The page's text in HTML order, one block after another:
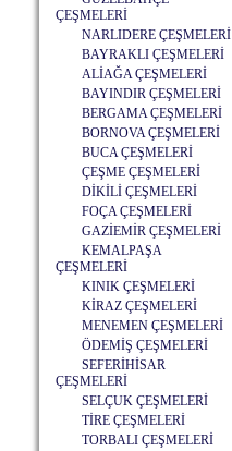
ÇEŞMELERİ
NARLIDERE ÇEŞMELERİ
BAYRAKLI ÇEŞMELERİ
ALİAĞA ÇEŞMELERİ
BAYINDIR ÇEŞMELERİ
BERGAMA ÇEŞMELERİ
BORNOVA ÇEŞMELERİ
BUCA ÇEŞMELERİ
ÇEŞME ÇEŞMELERİ
DİKİLİ ÇEŞMELERİ
FOÇA ÇEŞMELERİ
GAZİEMİR ÇEŞMELERİ
KEMALPAŞA
ÇEŞMELERİ
KINIK ÇEŞMELERİ
KİRAZ ÇEŞMELERİ
MENEMEN ÇEŞMELERİ
ÖDEMİŞ ÇEŞMELERİ
SEFERİHİSAR
ÇEŞMELERİ
SELÇUK ÇEŞMELERİ
TİRE ÇEŞMELERİ
TORBALI ÇEŞMELERİ